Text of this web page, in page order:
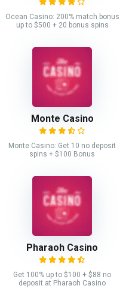
Ocean Casino: 200% match bonus
up to $500 + 20 bonus spins
Monte Casino
Monte Casino: Get 10 no deposit
spins + $100 Bonus
Pharaoh Casino
Get 100% up to $100 + $88 no
deposit at Pharaoh Casino